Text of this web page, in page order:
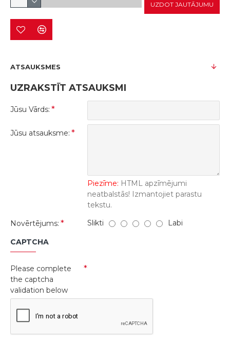
UZDOT JAUTĀJUMU
ATSAUKSMES
UZRAKSTĪT ATSAUKSMI
Jūsu Vārds:
Jūsu atsauksme:
Piezīme: HTML apzīmējumi
neatbalstās! Izmantojiet parastu
tekstu.
Novērtējums:
Slikti Labi
CAPTCHA
Please complete
the captcha
validation below